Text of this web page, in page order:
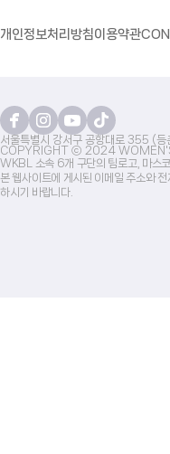
개인정보처리방침이용약관
서울특별시 강서구 공항대로 355 (등
COPYRIGHT ⓒ 2024
WKBL 소속 6개 구단의 팀로고, 마스
본 웹사이트에 게시된 이메일 주소와
하시기 바랍니다.